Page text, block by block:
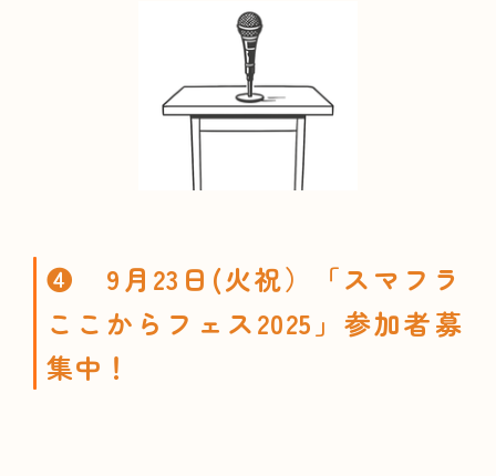
❹ 9月23日(火祝）「スマフラ
ここからフェス2025」参加者募
集中！